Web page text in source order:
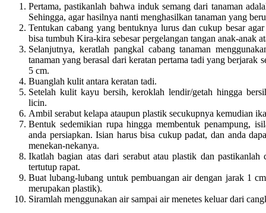
Pertama, pastikanlah bahwa induk semang dari tanaman
Sehingga, agar hasilnya nanti menghasilkan tanaman yang
Tentukan cabang yang bentuknya lurus dan cukup besar
bisa tumbuh Kira-kira sebesar pergelangan tangan anak-anak
Selanjutnya, keratlah pangkal cabang tanaman
tanaman yang berasal dari keratan pertama tadi yang berjarak
5 cm.
Buanglah kulit antara keratan tadi.
Setelah kulit kayu bersih, keroklah lendir/getah hingga
licin.
Ambil serabut kelapa ataupun plastik secukupnya kemudian
Bentuk sedemikian rupa hingga membentuk penampung,
anda persiapkan. Isian harus bisa cukup padat, dan anda
menekan-nekanya.
Ikatlah bagian atas dari serabut atau plastik dan pastikanlah
tertutup rapat.
Buat lubang-lubang untuk pembuangan air dengan jarak 1
merupakan plastik).
Siramlah menggunakan air sampai air menetes keluar dari